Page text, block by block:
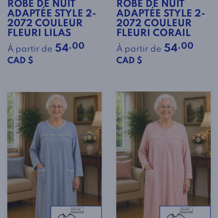
ROBE DE NUIT
ADAPTÉE STYLE 2-
2072 COULEUR
FLEURI LILAS
À partir de 54.00
CAD $
ROBE DE NUIT
ADAPTÉE STYLE 2-
2072 COULEUR
FLEURI CORAIL
À partir de 54.00
CAD $